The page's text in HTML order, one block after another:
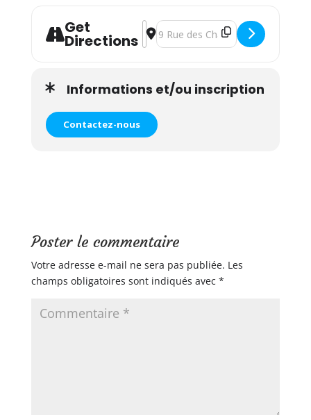
Get
Directions
Address - Atelier massage bébé,
Destination Address - Atelier
Informations et/ou inscription
Contactez-nous
Poster le commentaire
Votre adresse e-mail ne sera pas publiée. Les
champs obligatoires sont indiqués avec *